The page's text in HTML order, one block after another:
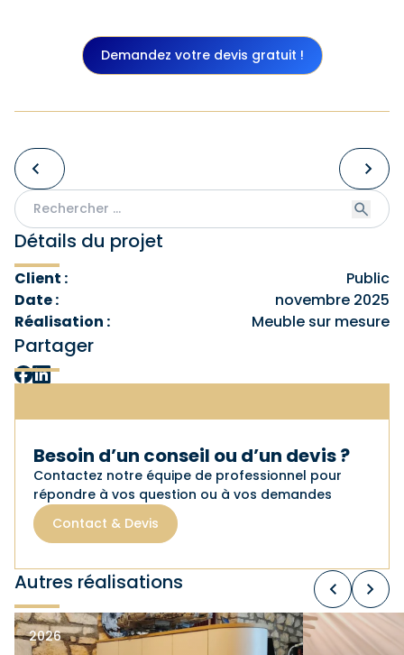
Détails du projet
Client :
Public
Date :
novembre 2025
Réalisation :
Meuble sur mesure
Partager
Besoin d’un conseil ou d’un devis ?
Contactez notre équipe de professionnel pour
répondre à vos question ou à vos demandes
Contact & Devis
Demandez votre devis gratuit !
Autres réalisations
2026